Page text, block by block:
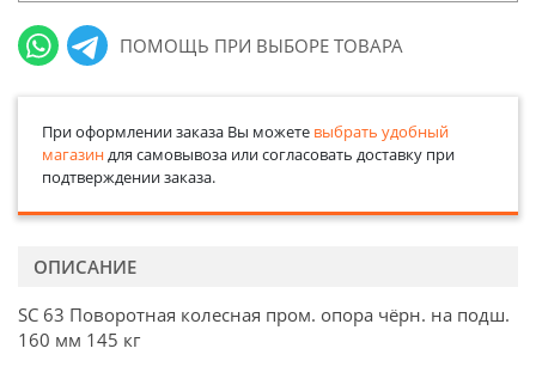
ПОМОЩЬ ПРИ ВЫБОРЕ ТОВАРА
При оформлении заказа Вы можете выбрать удобный
магазиндля самовывоза или согласовать доставку при
подтверждении заказа.
ОПИСАНИЕ
SС 63 Поворотная колесная пром. опора чёрн. на подш.
160 мм 145 кг